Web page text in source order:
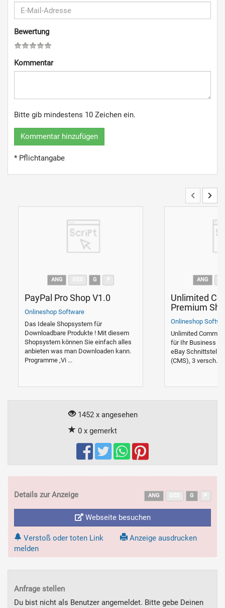
Bewertung
Kommentar
Bitte gib mindestens 10 Zeichen ein.
Kommentar hinzufügen
* Pflichtangabe
ANG G
PayPal Pro Shop V1.0
Onlineshop Software
Das Ideale Shopsystem für
Downloadbare Produkte ! Mit diesem
Shopsystem können Sie einfach alles
anbieten was man Downloaden kann.
Programme ,Vi ...
ANG
Unlimited
Premium
Onlineshop
Unlimited
für Ihr Business
eBay Schnittstelle,
(CMS), 3 versch.
1452 x angesehen
0 x gemerkt
Details zur Anzeige ANG G
Webseite besuchen
Verstoß oder toten Link
melden
Anzeige ausdrucken
Anfrage stellen
Du bist nicht als Benutzer angemeldet. Bitte gebe Deinen